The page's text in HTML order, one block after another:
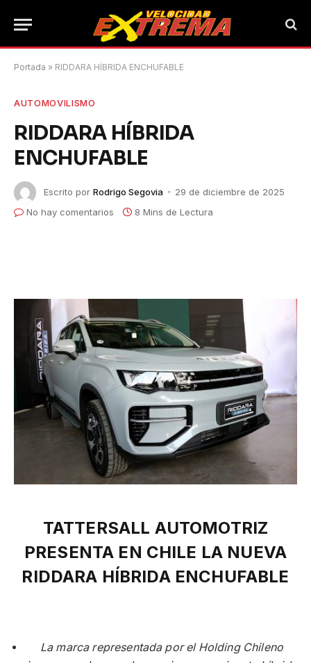
Portada » RIDDARA HÍBRIDA ENCHUFABLE
AUTOMOVILISMO
RIDDARA HÍBRIDA
ENCHUFABLE
Escrito por Rodrigo Segovia
29 de diciembre de 2025
No hay comentarios
8 Mins de Lectura
TATTERSALL AUTOMOTRIZ
PRESENTA EN CHILE LA NUEVA
RIDDARA HÍBRIDA ENCHUFABLE
La marca representada por el Holding Chileno